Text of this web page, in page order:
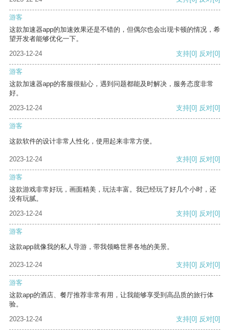
游客
这款加速器app的加速效果还是不错的，但偶尔也会出现卡顿的情况，希
望开发者能够优化一下。
2023-12-24
支持[0] 反对[0]
游客
这款加速器app的客服很贴心，遇到问题都能及时解决，服务态度非常
好。
2023-12-24
支持[0] 反对[0]
游客
这款软件的设计非常人性化，使用起来非常方便。
2023-12-24 支持[0] 反对[0]
游客
这款游戏非常好玩，画面精美，玩法丰富。我已经玩了好几个小时，还
没有玩腻。
2023-12-24
支持[0] 反对[0]
游客
这款app就像我的私人导游，带我领略世界各地的美景。
2023-12-24 支持[0] 反对[0]
游客
这款app的酒店、餐厅推荐非常有用，让我能够享受到高品质的旅行体
验。
2023-12-24
支持[0] 反对[0]